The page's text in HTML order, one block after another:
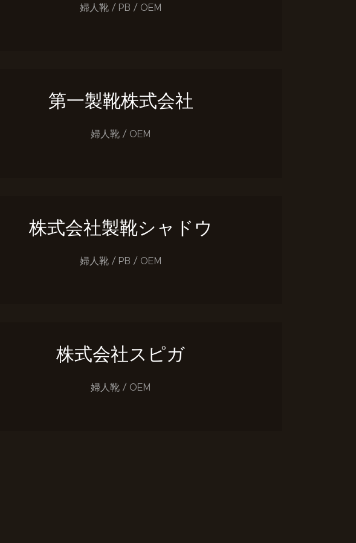
婦人靴 / PB / OEM
第一製靴株式会社
婦人靴 / OEM
株式会社製靴シャドウ
婦人靴 / PB / OEM
株式会社スピガ
婦人靴 / OEM